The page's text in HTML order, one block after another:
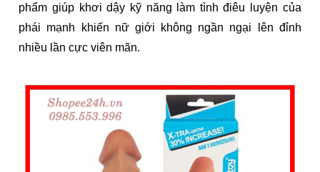
phẩm giúp khơi dậy kỹ năng làm tình điêu luyện của
phái mạnh khiến nữ giới không ngần ngại lên đỉnh
nhiều lần cực viên mãn.